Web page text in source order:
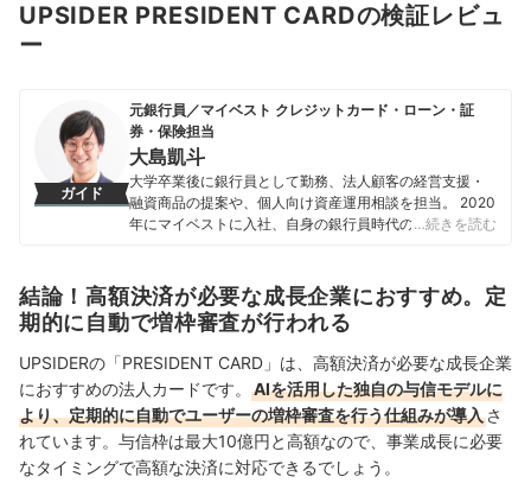
UPSIDER PRESIDENT CARDの検証レビュ
ー
ガイド
元銀行員／マイベスト クレジットカード・ローン・証
券・保険担当
大島凱斗
大学卒業後に銀行員として勤務、法人顧客の経営支援・
融資商品の提案や、個人向け資産運用相談を担当。 2020
年にマイベストに入社、自身の銀行員時代の経験を活か
済を専門に解説コンテンツの制作を統括する。 また、
Yahoo!ファイナンスで借入や投資への疑問や基礎知識に
関する連載も担当している。
大島凱斗のプロフィール
…続きを読む
結論！高額決済が必要な成長企業におすすめ。定
期的に自動で増枠審査が行われる
UPSIDERの「PRESIDENT CARD」は、高額決済が必要な成長企業
におすすめの法人カードです。
AIを活用した独自の与信モデルに
より、定期的に自動でユーザーの増枠審査を行う仕組みが導入さ
れています。与信枠は最大10億円と高額なので、事業成長に必要
なタイミングで高額な決済に対応できるでしょう。